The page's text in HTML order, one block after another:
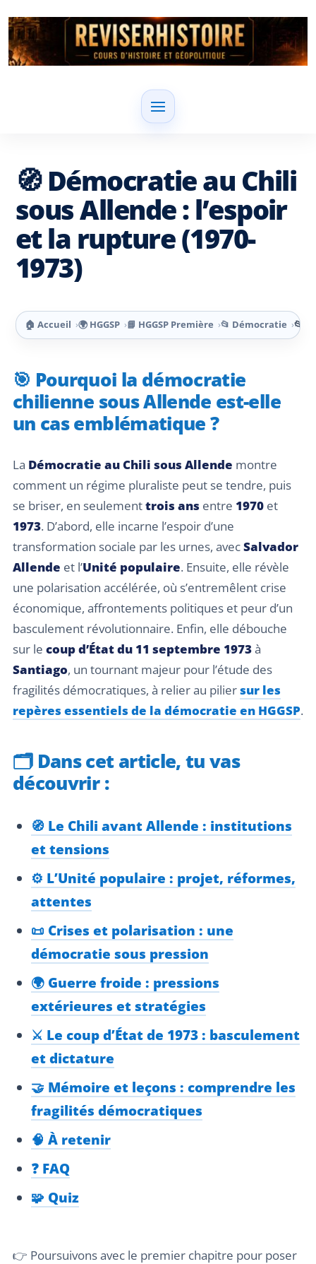
🧭 Démocratie au Chili
sous Allende : l’espoir
et la rupture (1970-
1973)
🏠 Accueil 🌍 HGGSP 📘 HGGSP Première 📂 Démocratie 📂
🎯 Pourquoi la démocratie
chilienne sous Allende est-elle
un cas emblématique ?
La Démocratie au Chili sous Allende montre
comment un régime pluraliste peut se tendre, puis
se briser, en seulementtrois ans entre 1970 et
1973. D’abord, elle incarne l’espoir d’une
transformation sociale par les urnes, avecSalvador
Allende et l’Unité populaire. Ensuite, elle révèle
une polarisation accélérée, où s’entremêlent crise
économique, affrontements politiques et peur d’un
basculement révolutionnaire. Enfin, elle débouche
sur le coup d’État du 11 septembre 1973à
Santiago, un tournant majeur pour l’étude des
fragilités démocratiques, à relier au piliersur les
repères essentiels de la démocratie en HGGSP.
🗂️ Dans cet article, tu vas
découvrir :
🧭 Le Chili avant Allende : institutions
et tensions
⚙️ L’Unité populaire : projet, réformes,
attentes
📜 Crises et polarisation : une
démocratie sous pression
🌍 Guerre froide : pressions
extérieures et stratégies
⚔️ Le coup d’État de 1973 : basculement
et dictature
🤝 Mémoire et leçons : comprendre les
fragilités démocratiques
🧠 À retenir
❓ FAQ
🧩 Quiz
👉 Poursuivons avec le premier chapitre pour poser